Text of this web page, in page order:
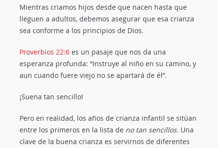
Mientras criamos hijos desde que nacen hasta que
lleguen a adultos, debemos asegurar que esa crianza
sea conforme a los principios de Dios.
Proverbios 22:6 es un pasaje que nos da una
esperanza profunda: “Instruye al niño en su camino, y
aun cuando fuere viejo no se apartará de él”.
¡Suena tan sencillo!
Pero en realidad, los años de crianza infantil se sitúan
entre los primeros en la lista de no tan sencillos. Una
clave de la buena crianza es servirnos de diferentes